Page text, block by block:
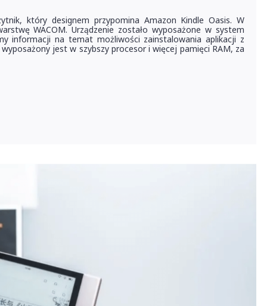
który designem przypomina Amazon Kindle Oasis. W
WACOM. Urządzenie zostało wyposażone w system
informacji na temat możliwości zainstalowania aplikacji z
jest w szybszy procesor i więcej pamięci RAM, za